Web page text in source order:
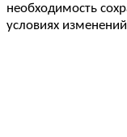
необходимость
условиях